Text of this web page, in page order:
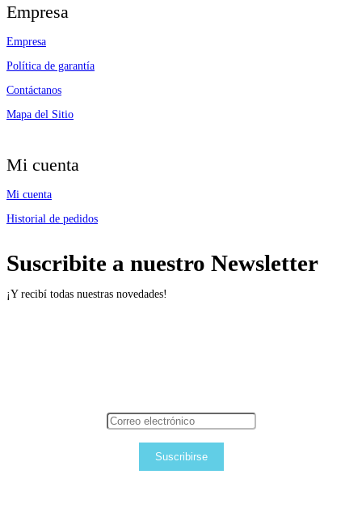
Empresa
Empresa
Política de garantía
Contáctanos
Mapa del Sitio
Mi cuenta
Mi cuenta
Historial de pedidos
Suscribite a nuestro Newsletter
¡Y recibí todas nuestras novedades!
Suscribirse